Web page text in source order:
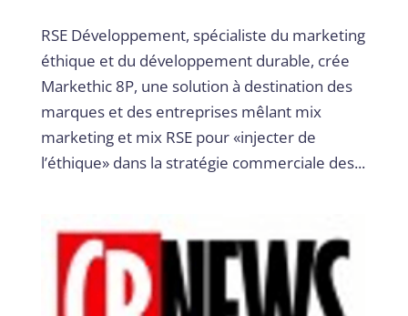
RSE Développement, spécialiste du marketing
éthique et du développement durable, crée
Markethic 8P, une solution à destination des
marques et des entreprises mêlant mix
marketing et mix RSE pour «injecter de
l’éthique» dans la stratégie commerciale des...